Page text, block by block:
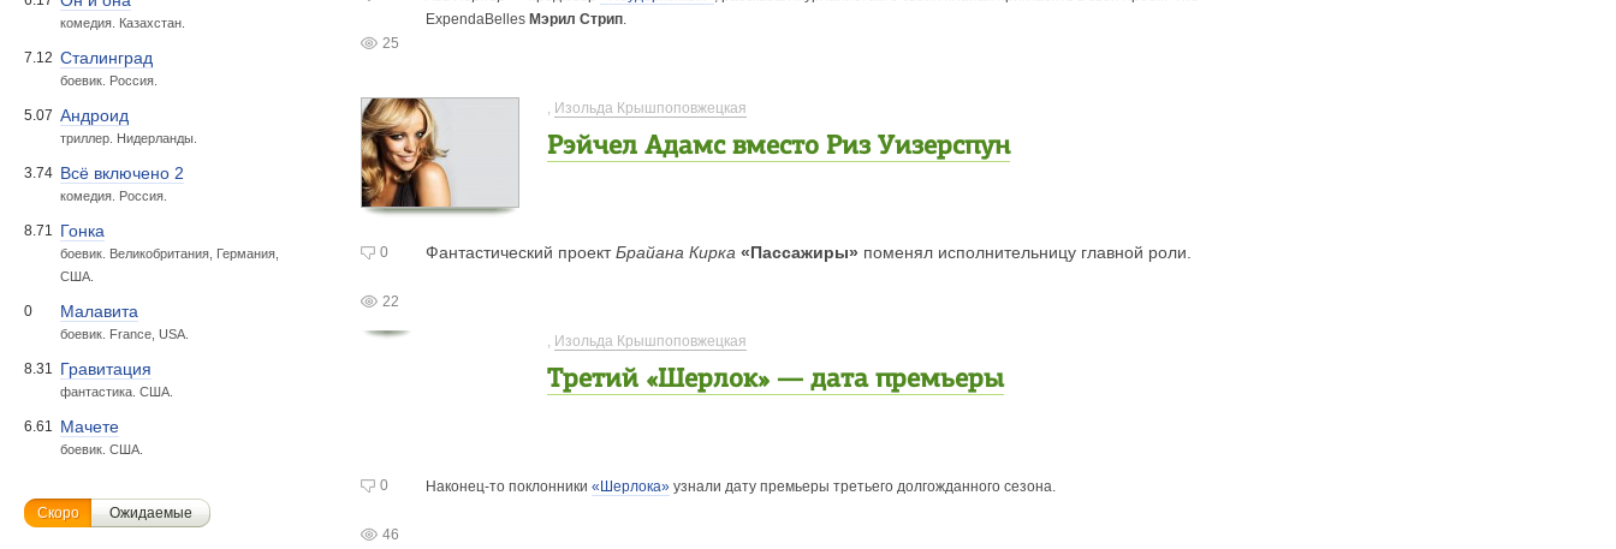
комедия. Казахстан.
7.12 Сталинград
боевик. Россия.
5.07 Андроид
триллер. Нидерланды.
3.74 Всё включено 2
комедия. Россия.
8.71 Гонка
боевик. Великобритания, Германия,
США.
0 Малавита
боевик. France, USA.
8.31 Гравитация
фантастика. США.
6.61 Мачете
боевик. США.
Скоро Ожидаемые
25
ExpendaBelles Мэрил Стрип.
, Изольда Крышпоповжецкая
Рэйчел Адамс вместо Риз Уизерспун
0
22
Фантастический проектБрайана Кирка«Пассажиры» поменял исполнительницу главной роли.
, Изольда Крышпоповжецкая
Третий «Шерлок» — дата премьеры
0
46
Наконец-то поклонники«Шерлока» узнали дату премьеры третьего долгожданного сезона.